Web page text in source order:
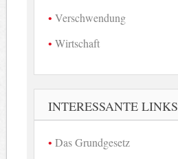
Verschwendung
Wirtschaft
INTERESSANTE LINKS
Das Grundgesetz